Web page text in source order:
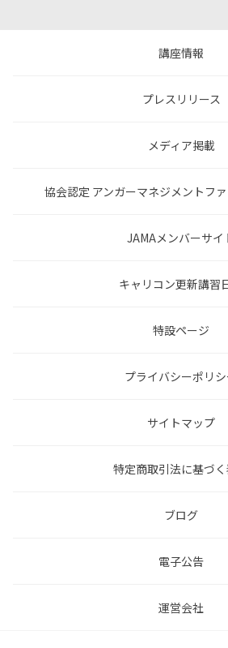
講座情報
プレスリリース
メディア掲載
協会認定 アンガーマネジメントフ
JAMAメンバーサイ
キャリコン更新講習
特設ページ
プライバシーポリ
サイトマップ
特定商取引法に基づ
ブログ
電子公告
運営会社